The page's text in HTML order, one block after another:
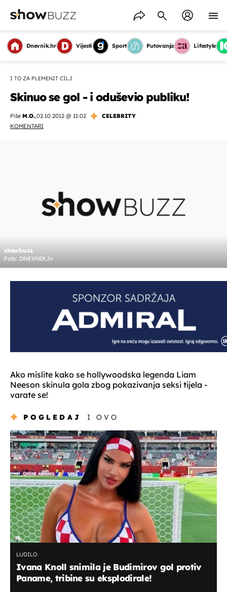
Dnevnik.hr Vijesti Sport Putovanja Lifestyle
I TO ZA PLEMENIT CILJ
Skinuo se gol - i oduševio publiku!
Piše M.O.,02.10.2012 @ 11:02
CELEBRITY
KOMENTARI
showbuzz
Foto: DNEVNIK.hr
Ako mislite kako se hollywoodska legenda Liam
Neeson skinula gola zbog pokazivanja seksi tijela -
varate se!
POGLEDAJ I OVO
LUDILO
Ivana Knoll snimila je Budimirov gol protiv
Paname, tribine su eksplodirale!
OMOGUĆI OBAVIJESTI